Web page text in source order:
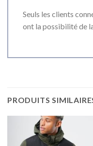
Seuls les clients
ont la possibilité de
PRODUITS